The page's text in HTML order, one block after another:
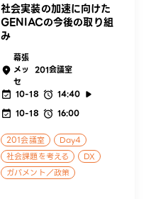
社会実装の加速に向けた
GENIACの今後の取り組
み
幕張
メッ
セ
201会議室
10-18
14:40
10-18
16:00
201会議室
Day4
社会課題を考える
DX
ガバメント／政策